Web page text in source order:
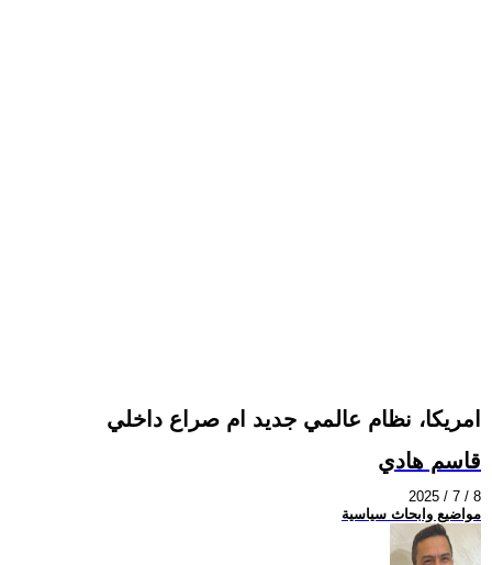
امريكا، نظام عالمي جديد ام صراع داخلي
قاسم هادي
2025 / 7 / 8
مواضيع وابحاث سياسية